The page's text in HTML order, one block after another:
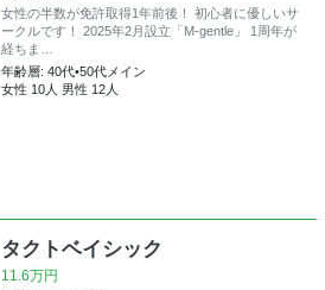
女性の半数が免許取得1年前後！ 初心者に優しいサ
ークルです！ 2025年2月設立「M-gentle」 1周年が
経ちま…
年齢層: 40代•50代メイン
女性 10人 男性 12人
タクトベイシック
11.6万円